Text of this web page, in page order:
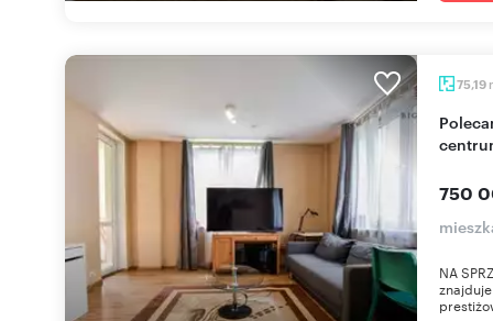
75,19
Polecam przestronne 3-pokojowe mieszkanie w
750
NA